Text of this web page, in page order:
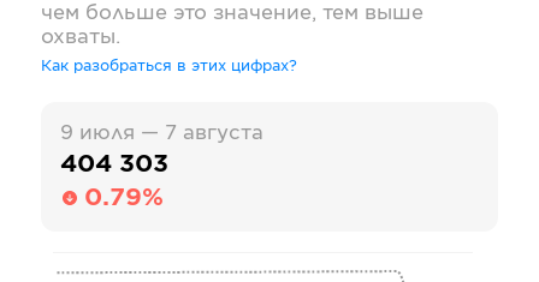
чем больше это значение, тем выше
охваты.
Как разобраться в этих цифрах?
9 июля — 7 августа
404 303
0.79%